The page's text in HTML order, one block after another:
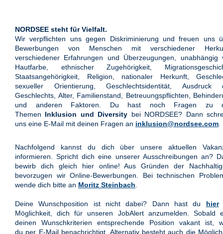
NORDSEE steht für Vielfalt.
Wir verpflichten uns gegen Diskriminierung und freuen uns
Bewerbungen von Menschen mit verschiedener
verschiedener Erfahrungen und Überzeugungen, unabhängig
Hautfarbe, ethnischer Zugehörigkeit,
Staatsangehörigkeit, Religion, nationaler Herkunft,
sexueller Orientierung, Geschlechtsidentität, Ausdruck
Geschlechts, Alter, Familienstand, Betreuungspflichten,
und anderen Faktoren. Du hast noch Fragen zu
Themen Inklusion und Diversity bei NORDSEE? Dann
uns eine E-Mail mit deinen Fragen an inklusion@nordsee.com
Nachfolgend kannst du dich über unsere aktuellen
informieren. Spricht dich eine unserer Ausschreibungen an?
bewirb dich gleich hier online! Aus Gründen der
bevorzugen wir Online-Bewerbungen. Bei technischen
wende dich bitte an Moritz Steinbach
Deine Wunschposition ist nicht dabei? Dann hast du hier
Möglichkeit, dich für unseren JobAlert anzumelden. Sobald
deinen Wunschkriterien entsprechende Position vakant ist,
du per E-Mail benachrichtigt. Alternativ besteht auch die